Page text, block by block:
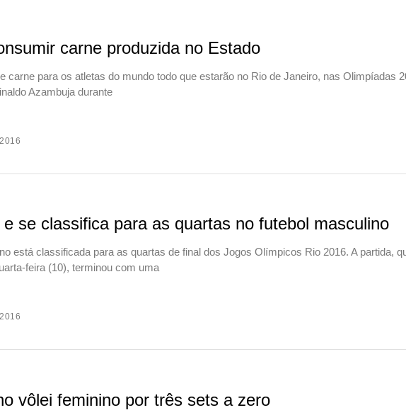
carne produzida no Estado
carne para os atletas do mundo todo que estarão no Rio de Janeiro, nas Olimpíadas
Azambuja durante
se classifica para as quartas no futebol masculino
está classificada para as quartas de final dos Jogos Olímpicos Rio 2016. A partida,
feira (10), terminou com uma
vôlei feminino por três sets a zero